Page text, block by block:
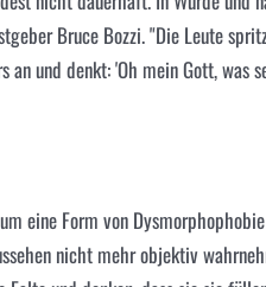
Bruce Bozzi. "Die Leute
und denkt: 'Oh mein Gott, was
eine Form von
nicht mehr objektiv